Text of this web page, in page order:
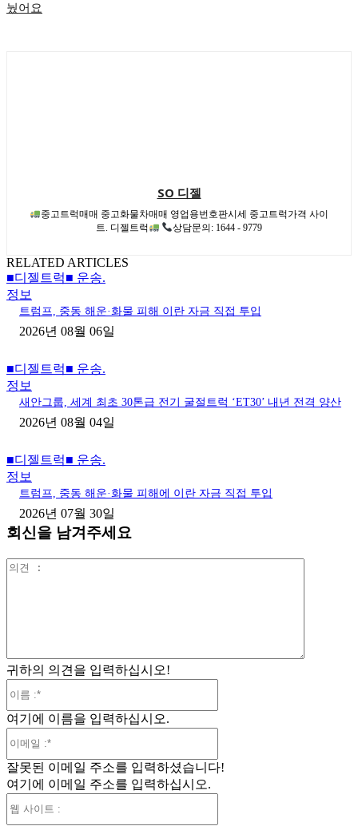
눴어요
SO 디젤
중고트럭매매 중고화물차매매 영업용번호판시세 중고트럭가격 사이
트. 디젤트럭
상담문의: 1644 - 9779
RELATED ARTICLES
■디젤트럭■ 운송.
정보
트럼프, 중동 해운·화물 피해 이란 자금 직접 투입
2026년 08월 06일
■디젤트럭■ 운송.
정보
새안그룹, 세계 최초 30톤급 전기 굴절트럭 ‘ET30’ 내년 전격 양산
2026년 08월 04일
■디젤트럭■ 운송.
정보
트럼프, 중동 해운·화물 피해에 이란 자금 직접 투입
2026년 07월 30일
회신을 남겨주세요
귀하의 의견을 입력하십시오!
여기에 이름을 입력하십시오.
일
잘못된 이메일 주소를 입력하셨습니다!
여기에 이메일 주소를 입력하십시오.